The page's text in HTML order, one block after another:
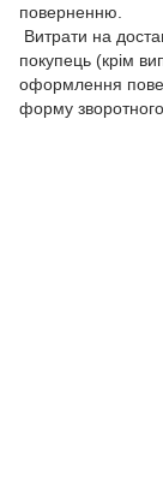
поверненню.
Витрати на
покупець (крім
оформлення
форму